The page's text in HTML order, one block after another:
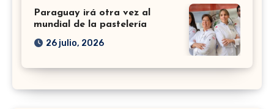
Paraguay irá otra vez al
mundial de la pastelería
26 julio, 2026